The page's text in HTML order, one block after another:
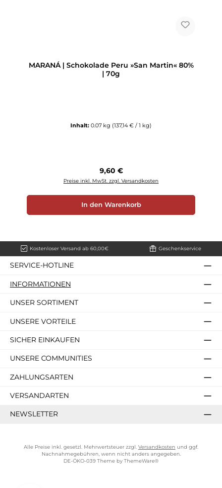
MARANÁ | Schokolade Peru »San Martin« 80%
| 70g
Inhalt: 0.07 kg (137,14 € / 1 kg)
Regulärer Preis:
9,60 €
Preise inkl. MwSt. zzgl. Versandkosten
In den Warenkorb
Kostenloser Versand ab 60,00€ Geschenkservice
SERVICE-HOTLINE
INFORMATIONEN
UNSER SORTIMENT
UNSERE VORTEILE
SICHER EINKAUFEN
UNSERE COMMUNITIES
ZAHLUNGSARTEN
VERSANDARTEN
NEWSLETTER
Alle Preise inkl. gesetzl. Mehrwertsteuer zzgl. Versandkosten und ggf.
Nachnahmegebühren, wenn nicht anders angegeben.
DE-ÖKO-039 Theme by ThemeWare®